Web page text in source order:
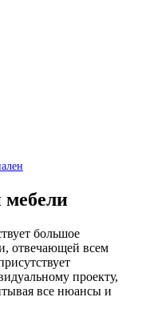
мебели
большое
отвечающей всем
проекту,
все нюансы и